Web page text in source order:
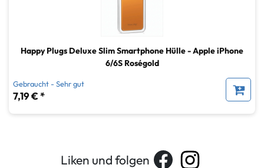
Happy Plugs Deluxe Slim Smartphone Hülle - Apple iPhone
6/6S Roségold
Gebraucht - Sehr gut
7,19 € *
Liken und folgen